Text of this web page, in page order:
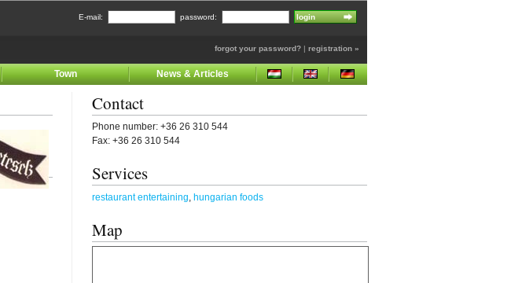
E-mail: password:
forgot your password? | registration »
Town News & Articles
Contact
Phone number: +36 26 310 544
Fax: +36 26 310 544
Services
restaurant entertaining hungarian foods
Map